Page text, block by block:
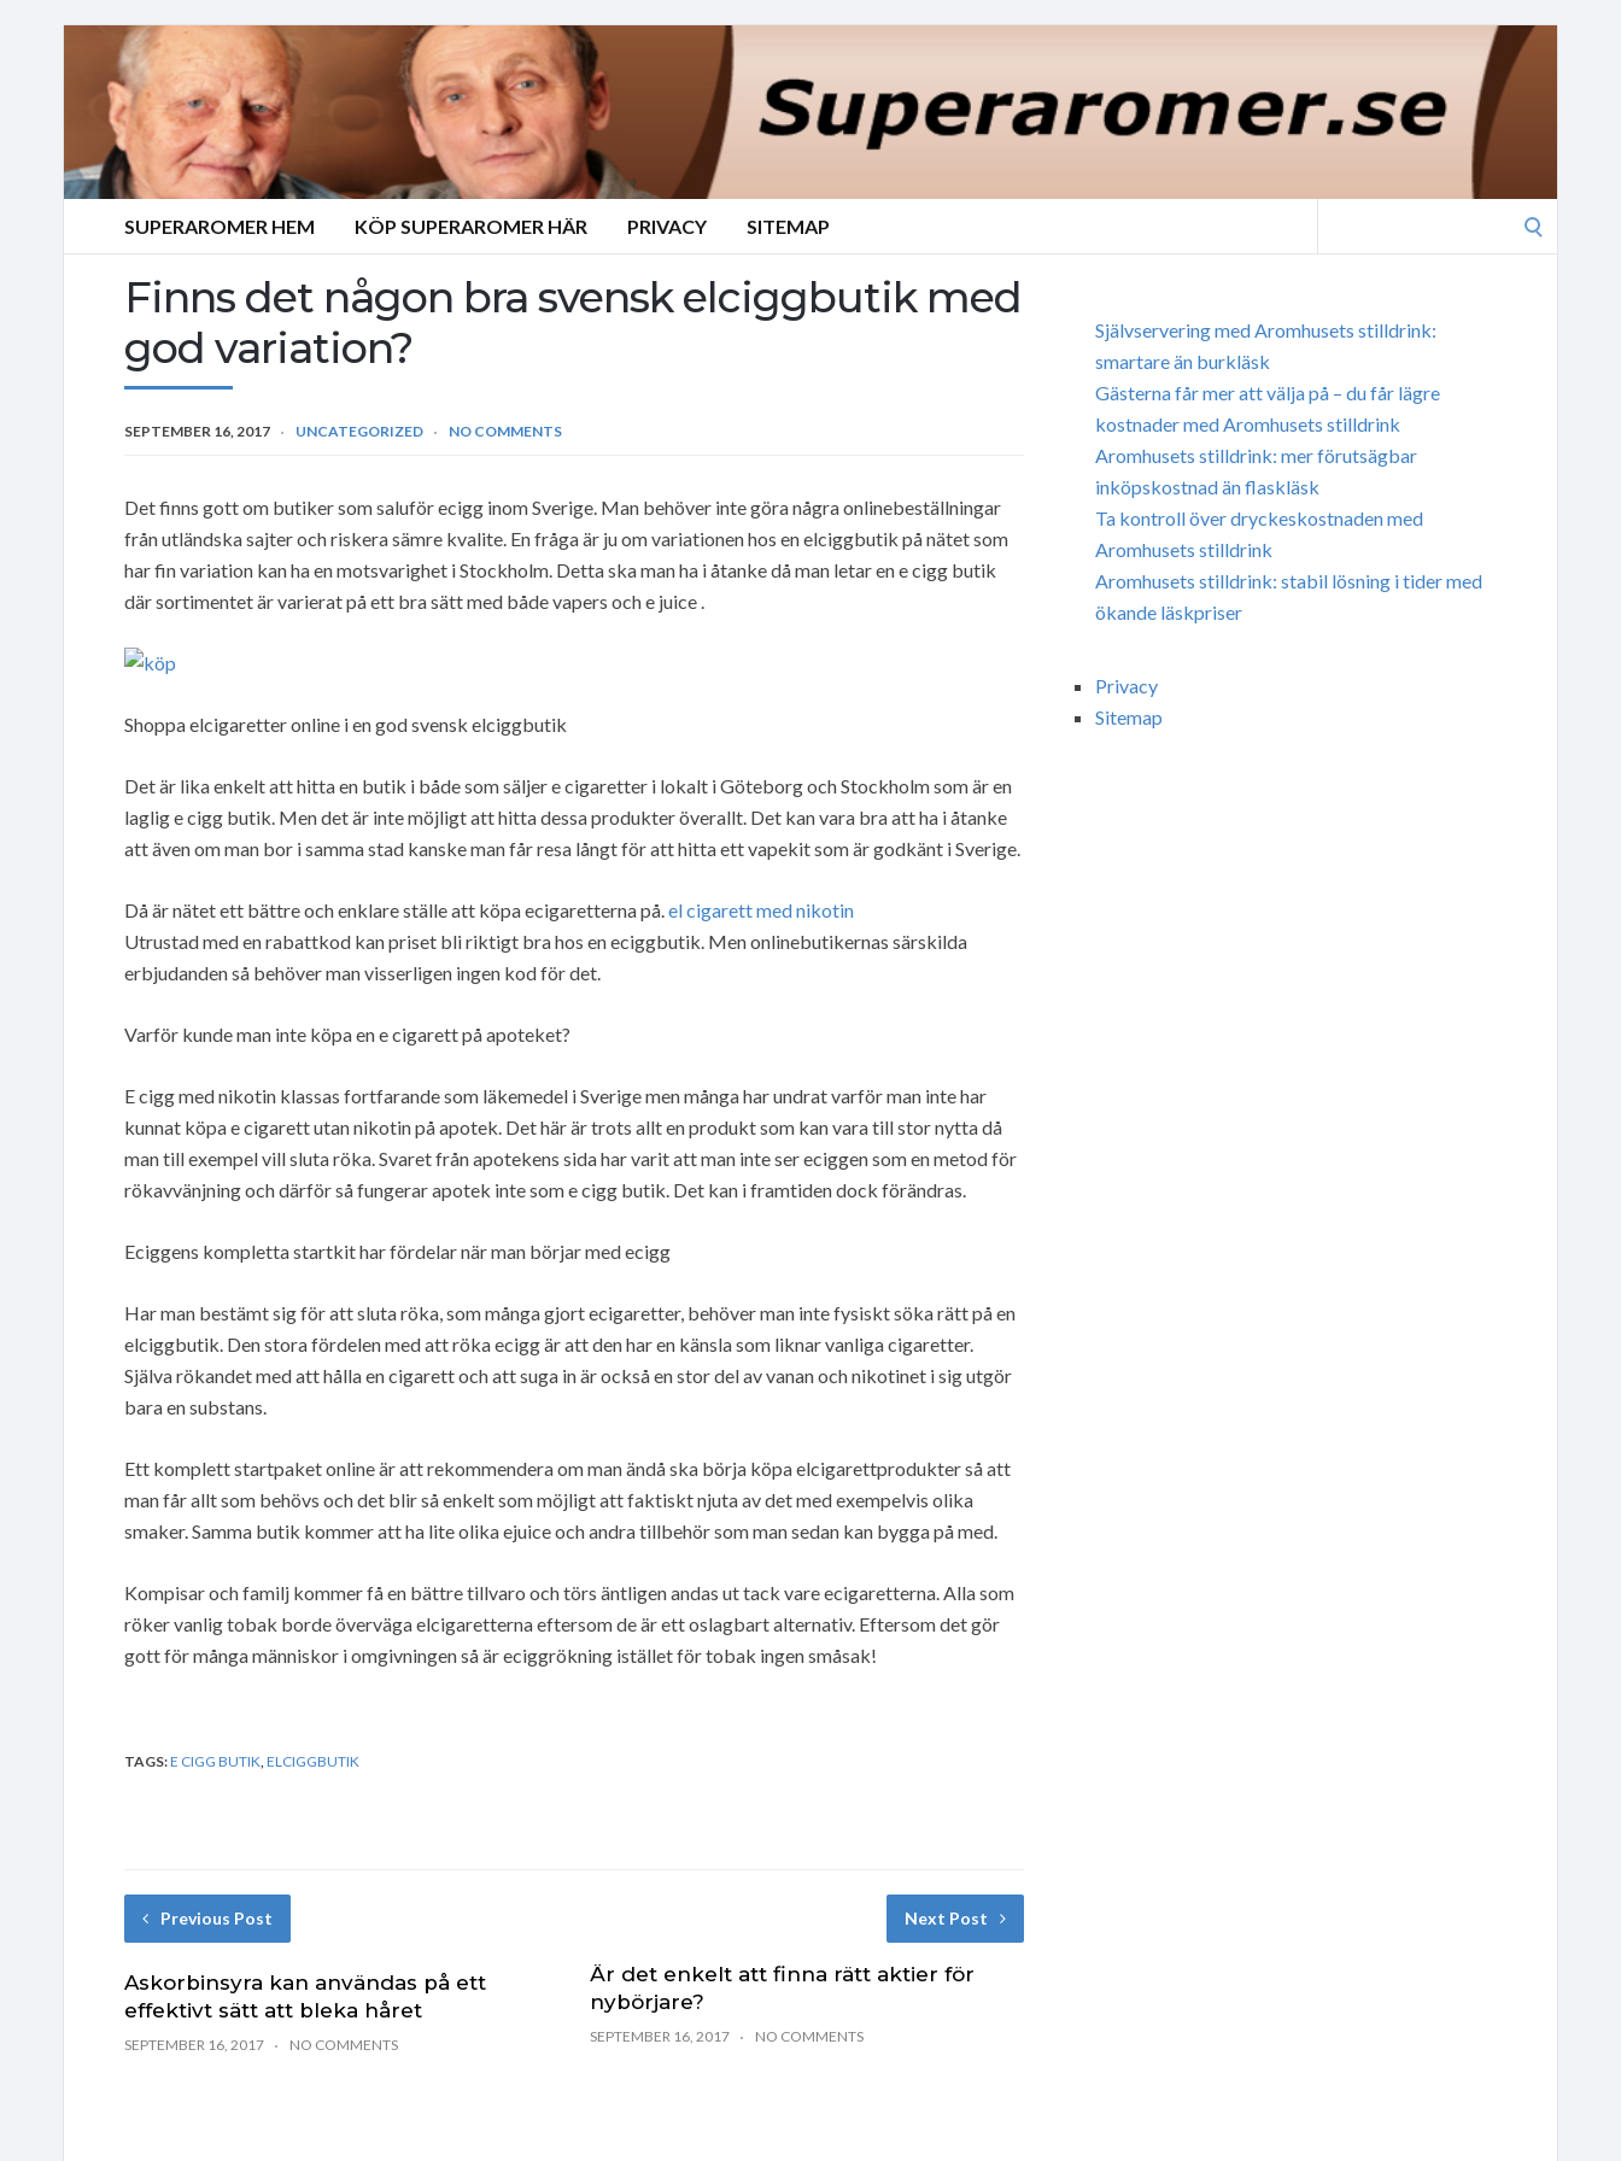
SUPERAROMER HEM KÖP SUPERAROMER HÄR PRIVACY SITEMAP
Finns det någon bra svensk elciggbutik med
god variation?
SEPTEMBER 16, 2017 UNCATEGORIZED NO COMMENTS
Det finns gott om butiker som saluför ecigg inom Sverige. Man behöver inte göra några onlinebeställningar
från utländska sajter och riskera sämre kvalite. En fråga är ju om variationen hos en elciggbutik på nätet som
har fin variation kan ha en motsvarighet i Stockholm. Detta ska man ha i åtanke då man letar en e cigg butik
där sortimentet är varierat på ett bra sätt med både vapers och e juice .
Shoppa elcigaretter online i en god svensk elciggbutik
Det är lika enkelt att hitta en butik i både som säljer e cigaretter i lokalt i Göteborg och Stockholm som är en
laglig e cigg butik. Men det är inte möjligt att hitta dessa produkter överallt. Det kan vara bra att ha i åtanke
att även om man bor i samma stad kanske man får resa långt för att hitta ett vapekit som är godkänt i Sverige.
Då är nätet ett bättre och enklare ställe att köpa ecigaretterna på.el cigarett med nikotin
Utrustad med en rabattkod kan priset bli riktigt bra hos en eciggbutik. Men onlinebutikernas särskilda
erbjudanden så behöver man visserligen ingen kod för det.
Varför kunde man inte köpa en e cigarett på apoteket?
E cigg med nikotin klassas fortfarande som läkemedel i Sverige men många har undrat varför man inte har
kunnat köpa e cigarett utan nikotin på apotek. Det här är trots allt en produkt som kan vara till stor nytta då
man till exempel vill sluta röka. Svaret från apotekens sida har varit att man inte ser eciggen som en metod för
rökavvänjning och därför så fungerar apotek inte som e cigg butik. Det kan i framtiden dock förändras.
Eciggens kompletta startkit har fördelar när man börjar med ecigg
Har man bestämt sig för att sluta röka, som många gjort ecigaretter, behöver man inte fysiskt söka rätt på en
elciggbutik. Den stora fördelen med att röka ecigg är att den har en känsla som liknar vanliga cigaretter.
Själva rökandet med att hålla en cigarett och att suga in är också en stor del av vanan och nikotinet i sig utgör
bara en substans.
Ett komplett startpaket online är att rekommendera om man ändå ska börja köpa elcigarettprodukter så att
man får allt som behövs och det blir så enkelt som möjligt att faktiskt njuta av det med exempelvis olika
smaker. Samma butik kommer att ha lite olika ejuice och andra tillbehör som man sedan kan bygga på med.
Kompisar och familj kommer få en bättre tillvaro och törs äntligen andas ut tack vare ecigaretterna. Alla som
röker vanlig tobak borde överväga elcigaretterna eftersom de är ett oslagbart alternativ. Eftersom det gör
gott för många människor i omgivningen så är eciggrökning istället för tobak ingen småsak!
TAGS:E CIGG BUTIK ELCIGGBUTIK
Previous Post
Askorbinsyra kan användas på ett
effektivt sätt att bleka håret
SEPTEMBER 16, 2017 NO COMMENTS
Next Post
Är det enkelt att finna rätt aktier för
nybörjare?
SEPTEMBER 16, 2017 NO COMMENTS
Självservering med Aromhusets stilldrink:
smartare än burkläsk
Gästerna får mer att välja på – du får lägre
kostnader med Aromhusets stilldrink
Aromhusets stilldrink: mer förutsägbar
inköpskostnad än flaskläsk
Ta kontroll över dryckeskostnaden med
Aromhusets stilldrink
Aromhusets stilldrink: stabil lösning i tider med
ökande läskpriser
Privacy
Sitemap